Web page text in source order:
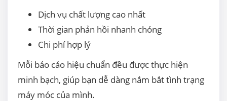
Dịch vụ chất lượng cao nhất
Thời gian phản hồi nhanh chóng
Chi phí hợp lý
Mỗi báo cáo hiệu chuẩn đều được thực hiện
minh bạch, giúp bạn dễ dàng nắm bắt tình trạng
máy móc của mình.